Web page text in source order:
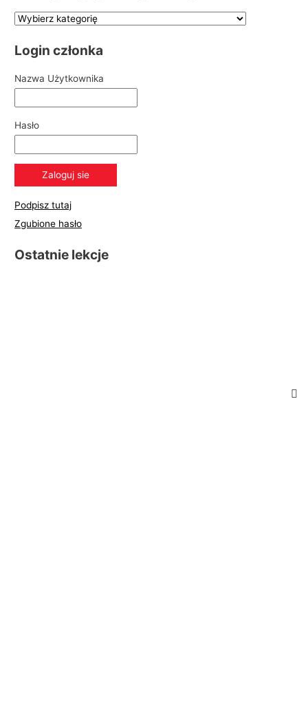
Login członka
Nazwa Użytkownika
Hasło
Podpisz tutaj
Zgubione hasło
Ostatnie lekcje